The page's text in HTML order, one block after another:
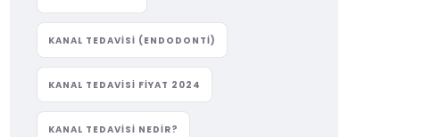
KANAL TEDAVISI (ENDODONTI)
KANAL TEDAVISI FIYAT 2024
KANAL TEDAVISI NEDIR?